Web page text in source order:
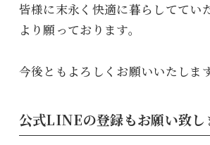
皆様に末永く快適に暮らしててい
より願っております。
今後ともよろしくお願いいたします
公式LINEの登録もお願い致し